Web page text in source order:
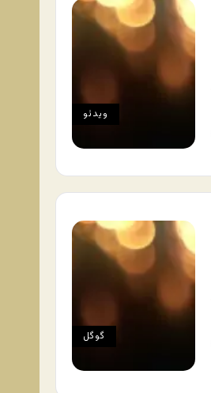
ویدئو
گوگل